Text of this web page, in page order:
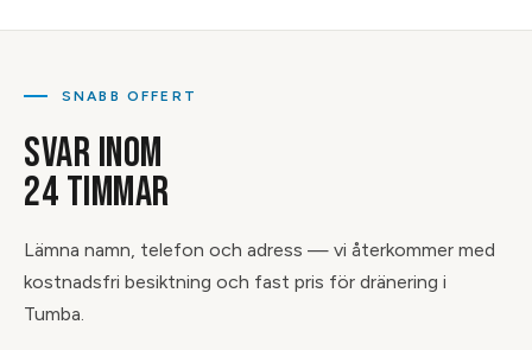
SNABB OFFERT
SVAR INOM
24 TIMMAR
Lämna namn, telefon och adress — vi återkommer med
kostnadsfri besiktning och fast pris för dränering i
Tumba.